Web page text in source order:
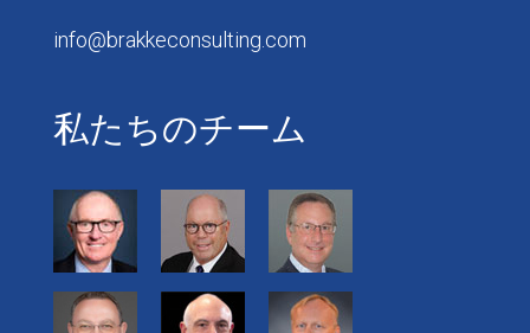
info@brakkeconsulting.com
私たちのチーム